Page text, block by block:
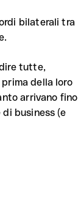
bilaterali tra
tutte,
della loro
arrivano fino
business (e